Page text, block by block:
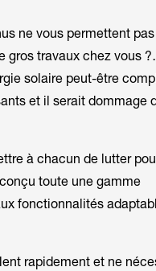
ne vous permettent
gros travaux chez vous
solaire peut-être
et il serait dommage
à chacun de lutter
toute une gamme
fonctionnalités
rapidement et ne